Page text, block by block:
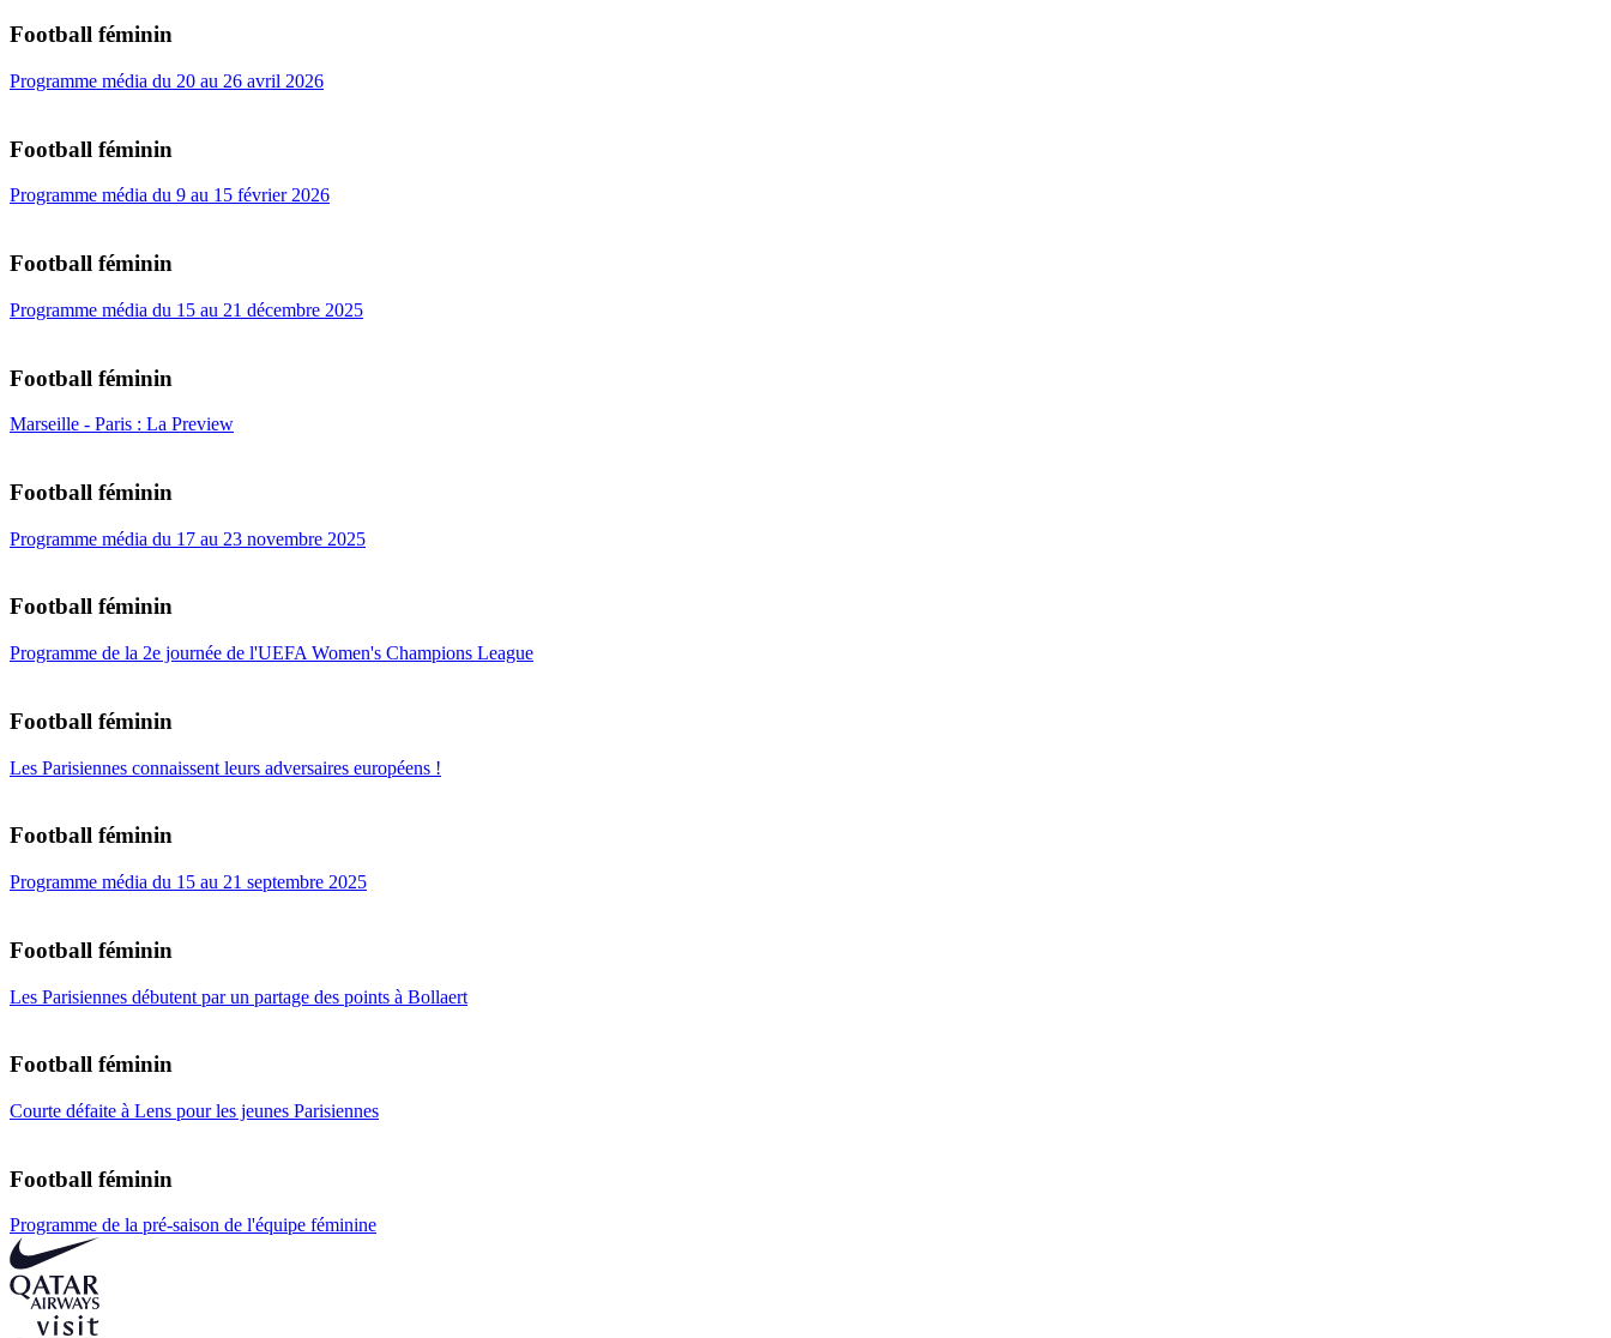
Football féminin
Programme média du 20 au 26 avril 2026
Football féminin
Programme média du 9 au 15 février 2026
Football féminin
Programme média du 15 au 21 décembre 2025
Football féminin
Marseille - Paris : La Preview
Football féminin
Programme média du 17 au 23 novembre 2025
Football féminin
Programme de la 2e journée de l'UEFA Women's Champions League
Football féminin
Les Parisiennes connaissent leurs adversaires européens !
Football féminin
Programme média du 15 au 21 septembre 2025
Football féminin
Les Parisiennes débutent par un partage des points à Bollaert
Football féminin
Courte défaite à Lens pour les jeunes Parisiennes
Football féminin
Programme de la pré-saison de l'équipe féminine